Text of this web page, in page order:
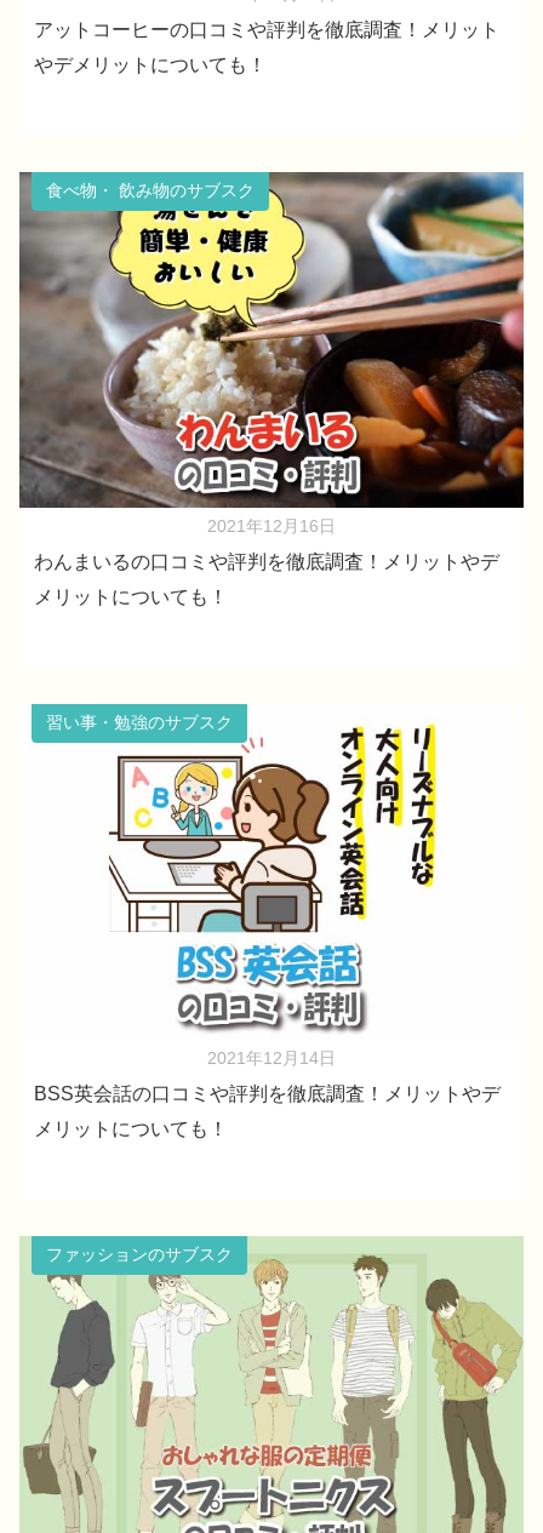
アットコーヒーの口コミや評判を徹底調査！メリット
やデメリットについても！
食べ物・ 飲み物のサブスク
2021年12月16日
わんまいるの口コミや評判を徹底調査！メリットやデ
メリットについても！
習い事・勉強のサブスク
2021年12月14日
BSS英会話の口コミや評判を徹底調査！メリットやデ
メリットについても！
ファッションのサブスク